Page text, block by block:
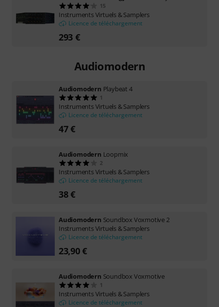
15
Instruments Virtuels & Samplers
Licence de téléchargement
293 €
Audiomodern
Audiomodern Playbeat 4
1
Instruments Virtuels & Samplers
Licence de téléchargement
47 €
Audiomodern Loopmix
2
Instruments Virtuels & Samplers
Licence de téléchargement
38 €
Audiomodern Soundbox Voxmotive 2
Instruments Virtuels & Samplers
Licence de téléchargement
23,90 €
Audiomodern Soundbox Voxmotive
1
Instruments Virtuels & Samplers
Licence de téléchargement